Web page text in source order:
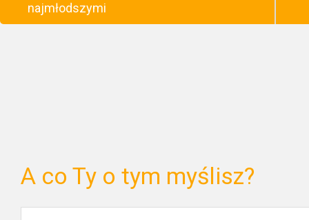
najmłodszymi
A co Ty o tym myślisz?